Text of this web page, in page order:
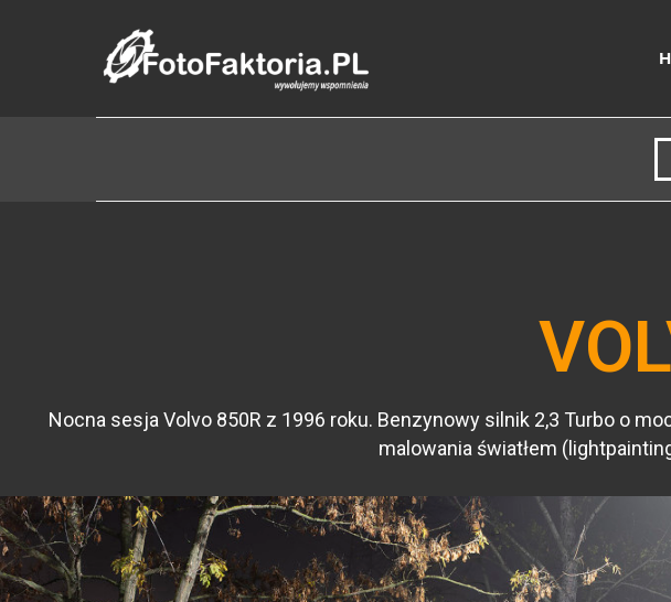
Nocna sesja Volvo 850R z 1996 roku. Benzynowy silnik 2,3 Turbo o
malowania światłem